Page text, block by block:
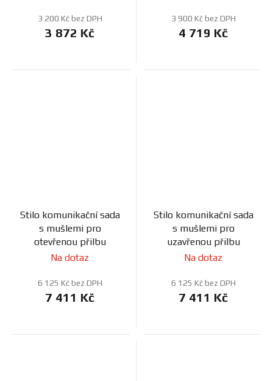
3 200 Kč bez DPH
3 872 Kč
3 900 Kč bez DPH
4 719 Kč
Stilo komunikační sada
s mušlemi pro
otevřenou přilbu
Na dotaz
6 125 Kč bez DPH
7 411 Kč
Stilo komunikační sada
s mušlemi pro
uzavřenou přilbu
Na dotaz
6 125 Kč bez DPH
7 411 Kč